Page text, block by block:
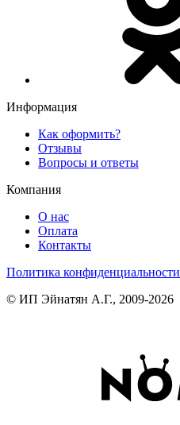
Информация
Как оформить?
Отзывы
Вопросы и ответы
Компания
О нас
Оплата
Контакты
Политика конфиденциальности
© ИП Эйнатян А.Г., 2009-2026